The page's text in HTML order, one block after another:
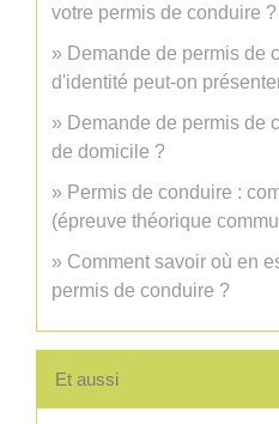
votre permis de conduire ?
Demande de permis de
d'identité peut-on
Demande de permis de
de domicile ?
Permis de conduire :
(épreuve théorique
Comment savoir où en
permis de conduire ?
Et aussi